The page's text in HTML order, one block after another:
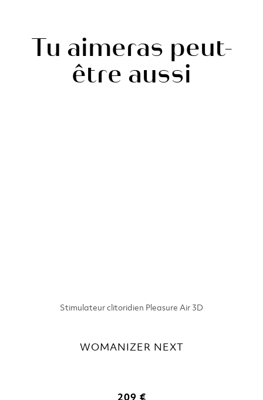
Tu aimeras peut-
être aussi
WOMANIZER NEXT
Stimulateur clitoridien Pleasure Air 3D
209 €